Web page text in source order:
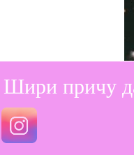
тренер
Шири причу